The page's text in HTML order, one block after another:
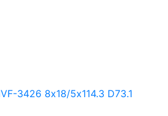
3426 8х18/5х114.3 D73.1